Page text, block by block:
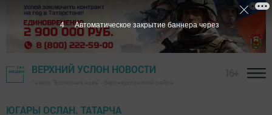
ВЕРХНИЙ УСЛОН НОВОСТИ
ЮГАРЫ ОСЛАН. ТАТАРЧА
2 Автоматическое закрытие баннера через